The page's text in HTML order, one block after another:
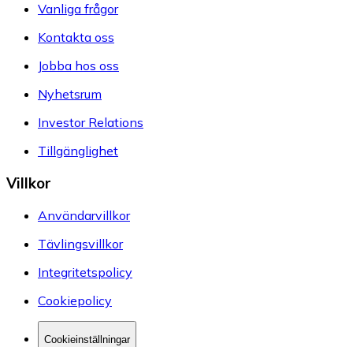
Vanliga frågor
Kontakta oss
Jobba hos oss
Nyhetsrum
Investor Relations
Tillgänglighet
Villkor
Användarvillkor
Tävlingsvillkor
Integritetspolicy
Cookiepolicy
Cookieinställningar